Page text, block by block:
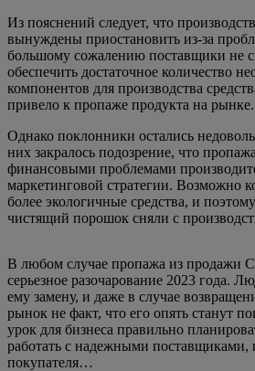
Из пояснений следует, что
вынуждены приостановить из-за
большому сожалению поставщики не
обеспечить достаточное количество
компонентов для производства
привело к пропаже продукта на рынке.
Однако поклонники остались
них закралось подозрение, что
финансовыми проблемами
маркетинговой стратегии. Возможно
более экологичные средства, и
чистящий порошок сняли с
В любом случае пропажа из продажи
серьезное разочарование 2023 года.
ему замену, и даже в случае
рынок не факт, что его опять станут
урок для бизнеса правильно
работать с надежными поставщиками,
покупателя…